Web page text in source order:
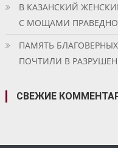
В КАЗАНСКИЙ
С МОЩАМИ
ПАМЯТЬ
ПОЧТИЛИ В
СВЕЖИЕ